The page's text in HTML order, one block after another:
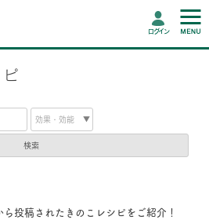
ログイン
検索
投稿されたきのこレシピをご紹介！